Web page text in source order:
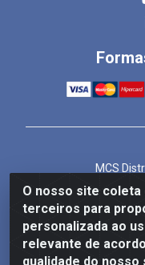
O nosso site
terceiros para
personalizada ao
relevante de
qualidade do nosso
MCS
Rua Bom Jesus de